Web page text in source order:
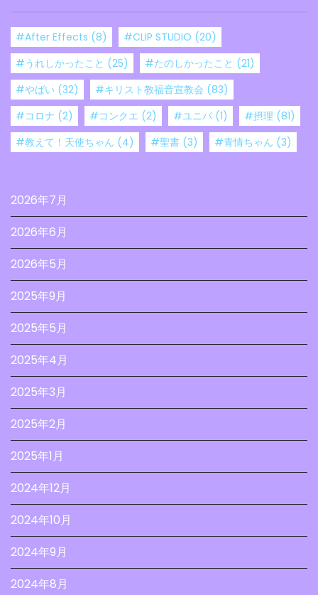
#After Effects (8) #CLIP STUDIO (20)
#うれしかったこと (25) #たのしかったこと (21)
#やばい (32) #キリスト教福音宣教会 (83)
#コロナ (2) #コンクエ (2) #ユニバ (1) #摂理 (81)
#教えて！天使ちゃん (4) #聖書 (3) #青情ちゃん (3)
2026年7月
2026年6月
2026年5月
2025年9月
2025年5月
2025年4月
2025年3月
2025年2月
2025年1月
2024年12月
2024年10月
2024年9月
2024年8月